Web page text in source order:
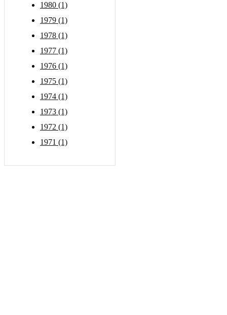
1980 (1)
1979 (1)
1978 (1)
1977 (1)
1976 (1)
1975 (1)
1974 (1)
1973 (1)
1972 (1)
1971 (1)